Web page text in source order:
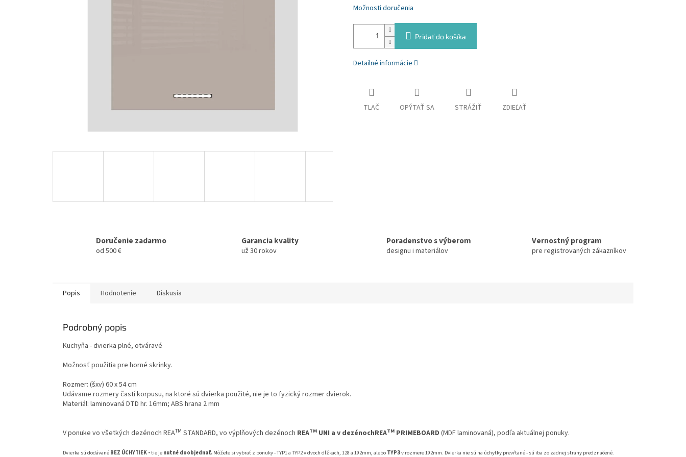
Možnosti doručenia
Pridať do košíka
Detailné informácie
TLAČ OPÝTAŤ SA STRÁŽIŤ ZDIEĽAŤ
Doručenie zadarmo
od 500 €
Garancia kvality
už 30 rokov
Poradenstvo s výberom
designu i materiálov
Vernostný program
pre registrovaných zákazníkov
Popis Hodnotenie Diskusia
Podrobný popis
Kuchyňa - dvierka plné, otváravé
Možnosť použitia pre horné skrinky.
Rozmer: (šxv) 60 x 54 cm
Udávame rozmery častí korpusu, na ktoré sú dvierka použité, nie je to fyzický rozmer dvierok.
Materiál: laminovaná DTD hr. 16mm; ABS hrana 2 mm
V ponuke vo všetkých dezénoch REATM STANDARD, vo výplňových dezénoch REATM UNI a v dezénochREATM PRIMEBOARD (MDF laminovaná), podľa aktuálnej ponuky.
Dvierka sú dodávané BEZ ÚCHYTIEK -tie je nutné doobjednať. Môžete si vybrať z ponuky - TYP1 a TYP2 v dvoch dĺžkach, 128 a 192mm, alebo TYP3v rozmere 192mm. Dvierka nie sú na úchytky prevŕtané - sú iba zo zadnej strany predznačené.